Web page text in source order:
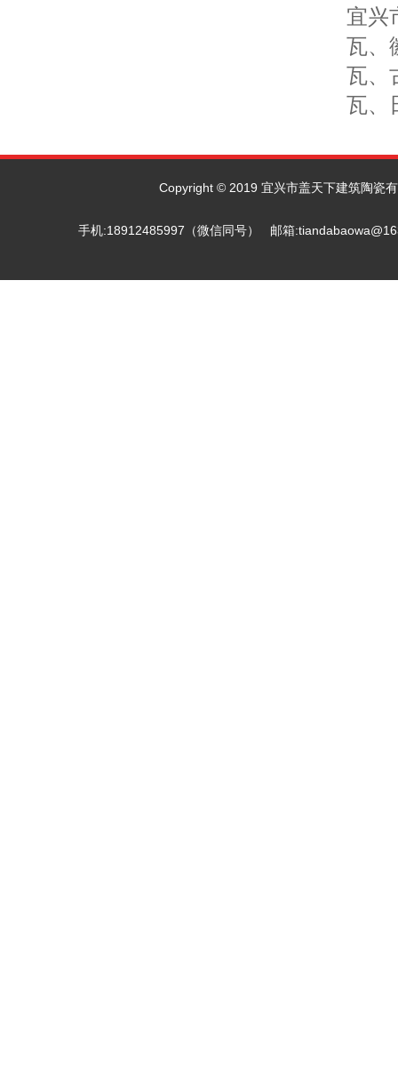
宜兴
瓦、
瓦、
瓦、
Copyright © 2019 宜兴市盖天下建筑陶瓷
手机:18912485997（微信同号） 邮箱